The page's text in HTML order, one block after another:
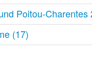
Poitou-Charentes
(17)